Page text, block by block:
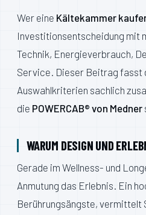
Wer eine Kältekammer
Investitionsentscheidung mit
Technik, Energieverbrauch,
Service. Dieser Beitrag fasst
Auswahlkriterien sachlich
die POWERCAB® von Medner
WARUM DESIGN UND
Gerade im Wellness- und
Anmutung das Erlebnis. Ein
Berührungsängste, vermittelt